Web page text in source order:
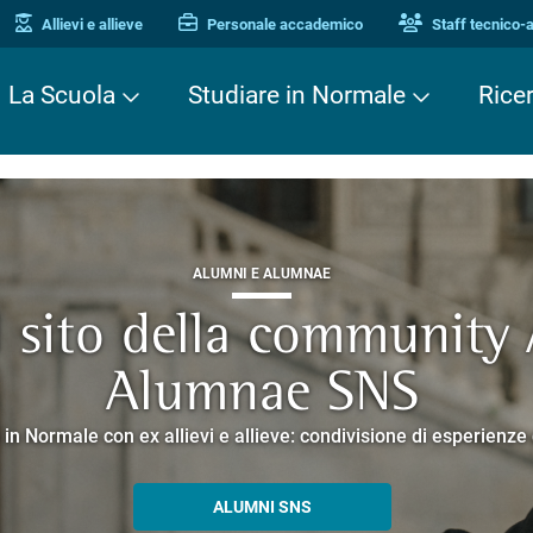
Allievi e allieve Personale accademico Staff tecnico-
La Scuola Studiare in Normale
TERZA MISSIONE
Piacere di
che racconta la ricerca e la cultura promosse dalla Scuola
ALUMNI E ALUMNAE
della community
Alumnae SNS
Normale con ex allievi e allieve: condivisione di
ALUMNI SNS
TERZA MISSIONE
Cavalieri. Una storia
guidati negli edifici storici che si affacciano su Piazza
EUROPEAN UNIVERSITIES
SCOPRI EELISA